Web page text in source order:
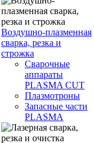
Воздушно-плазменная
сварка, резка и
строжка
Сварочные
аппараты
PLASMA CUT
Плазмотроны
Запасные части
PLASMA